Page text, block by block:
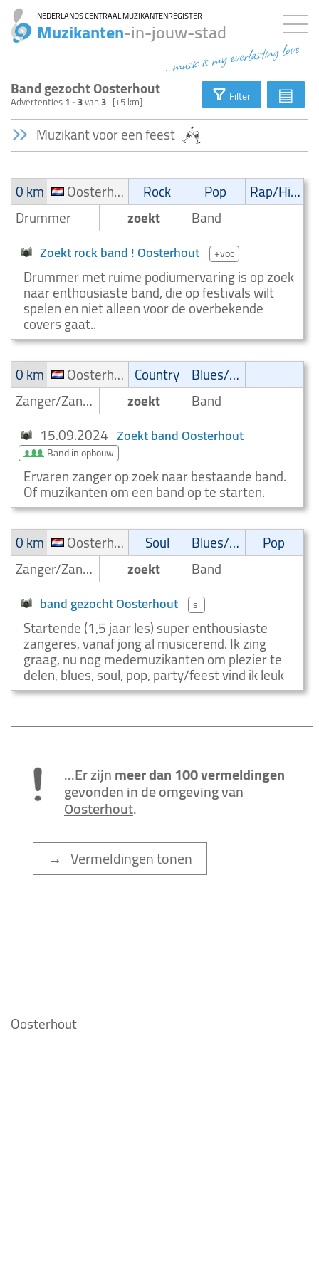
NEDERLANDS CENTRAAL MUZIKANTENREGISTER
Muzikanten-in-jouw-stad
...music is my everlasting love
Band gezocht Oosterhout
Advertenties1 - 3van3 [+5 km] Filter ▤
Muzikant voor een feest
0 km Oosterhout Rock Pop
Rap/Hip-Hop/RnB
Drummer
zoekt Band
Zoekt rock band ! Oosterhout +voc
Drummer met ruime podiumervaring is op zoek
naar enthousiaste band, die op festivals wilt
spelen en niet alleen voor de overbekende
covers gaat..
0 km
Oosterhout Country
Blues/Swing
Zanger/Zangeres
zoekt
Band
15.09.2024 Zoekt band Oosterhout
Band in opbouw
Ervaren zanger op zoek naar bestaande band.
Of muzikanten om een band op te starten.
0 km
Oosterhout Soul Blues/Swing
Pop
Zanger/Zangeres
zoekt Band
band gezocht Oosterhout si
Startende (1,5 jaar les) super enthousiaste
zangeres, vanaf jong al musicerend. Ik zing
graag, nu nog medemuzikanten om plezier te
delen, blues, soul, pop, party/feest vind ik leuk
...Er zijnmeer dan 100 vermeldingen
gevonden in de omgeving van
Oosterhout.
→ Vermeldingen tonen
Oosterhout